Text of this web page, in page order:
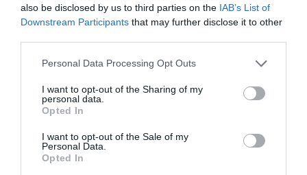
also be disclosed by us to third parties on the IAB’s List of
Downstream Participants that may further disclose it to other
Please note that this website/app uses one or more Google
not limited to your visit or usage behaviour. You may click to
grant or deny consent to Google and its third-party tags to
use your data for below specified purposes in below Google
consent section.
Personal Data Processing Opt Outs
I want to opt-out of the Sharing of my
personal data.
Opted In
I want to opt-out of the Sale of my
Personal Data.
Opted In
βλέπουν να θολώνουν όταν
αναπνέουν στη μάσκα τους. Όταν
ώρες τη μάσκα του, η
επαναλαμβανόμενη εξάτμιση των
δακρύων μπορεί να οδηγήσει σε ξηρά
σημεία στην επιφάνεια του
οφθαλμού.